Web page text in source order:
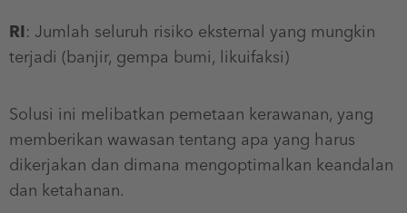
RI: Jumlah seluruh risiko eksternal yang mungkin
terjadi (banjir, gempa bumi, likuifaksi)
Solusi ini melibatkan pemetaan kerawanan, yang
memberikan wawasan tentang apa yang harus
dikerjakan dan dimana mengoptimalkan keandalan
dan ketahanan.